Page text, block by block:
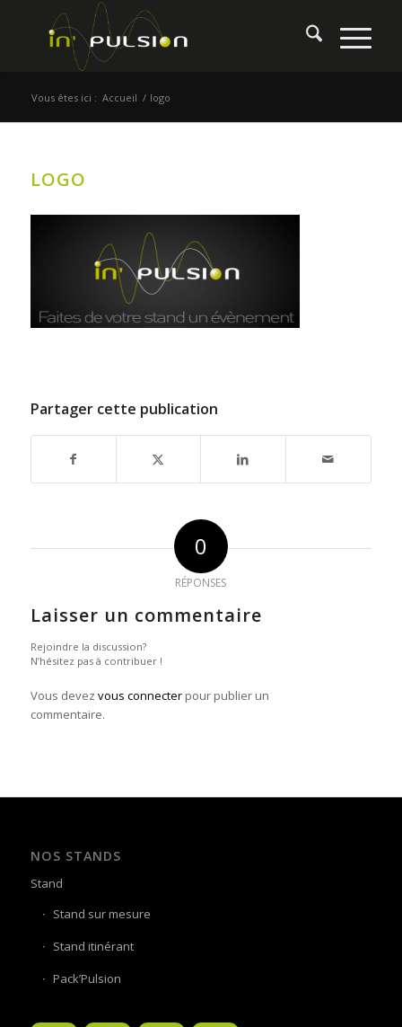
Vous êtes ici : Accueil / logo
LOGO
Partager cette publication
0
RÉPONSES
Laisser un commentaire
Rejoindre la discussion?
N’hésitez pas à contribuer !
Vous devez vous connecterpour publier un
commentaire.
NOS STANDS
Stand
Stand sur mesure
Stand itinérant
Pack’Pulsion